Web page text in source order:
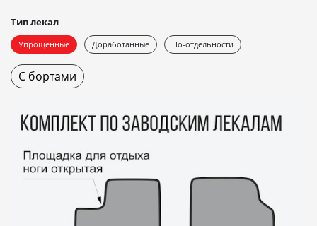
Тип лекал
Упрощенные Доработанные По-отдельности
С бортами